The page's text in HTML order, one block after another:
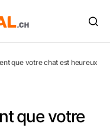
que votre chat est heureux
que votre